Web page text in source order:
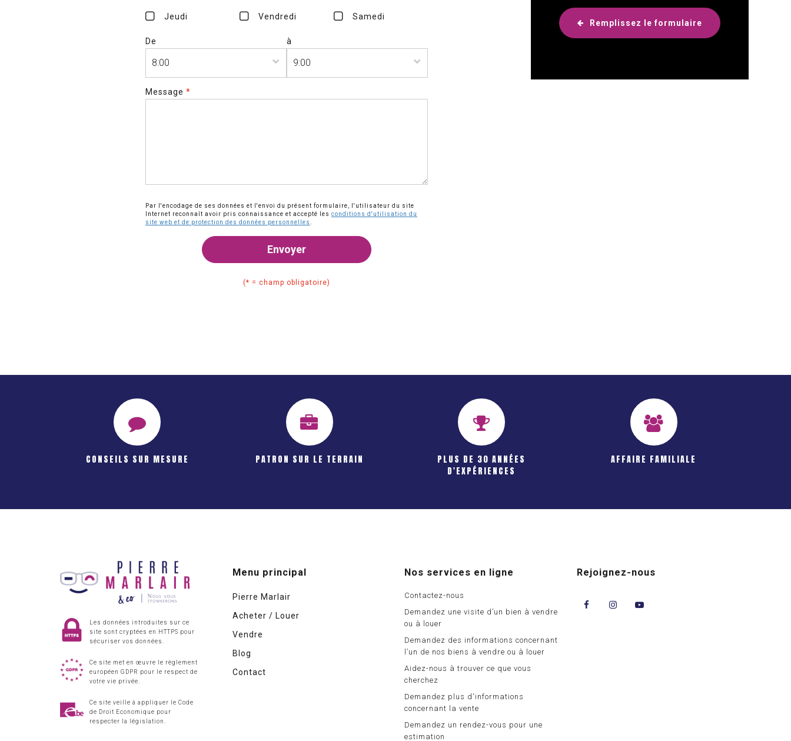
Jeudi Vendredi Samedi
De à
Message *
Par l'encodage de ses données et l'envoi du présent formulaire, l'utilisateur du site
Internet reconnaît avoir pris connaissance et accepté les conditions d'utilisation du
site web et de protection des données personnelles
Envoyer
(* = champ obligatoire)
Remplissez le formulaire
CONSEILS SUR MESURE PATRON SUR LE TERRAIN
PLUS DE 30 ANNÉES
D'EXPÉRIENCES
AFFAIRE FAMILIALE
Les données introduites sur ce
site sont cryptées en HTTPS pour
sécuriser vos données.
Ce site met en œuvre le règlement
européen GDPR pour le respect de
votre vie privée.
Ce site veille à appliquer le Code
de Droit Economique pour
respecter la législation.
Menu principal
Pierre Marlair
Acheter / Louer
Vendre
Blog
Contact
Nos services en ligne
Contactez-nous
Demandez une visite d’un bien à vendre
ou à louer
Demandez des informations concernant
l’un de nos biens à vendre ou à louer
Aidez-nous à trouver ce que vous
cherchez
Demandez plus d'informations
concernant la vente
Demandez un rendez-vous pour une
estimation
Rejoignez-nous